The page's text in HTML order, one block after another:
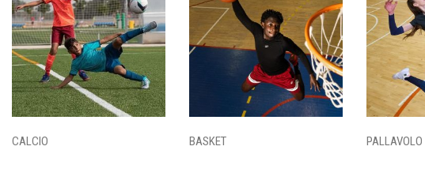
CALCIO BASKET PALLAVOLO